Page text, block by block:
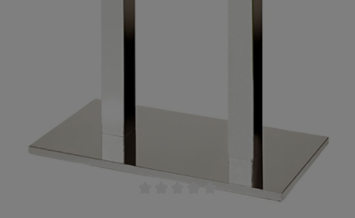
Durchschnittliche Bewertung von 0 von 5 Sternen